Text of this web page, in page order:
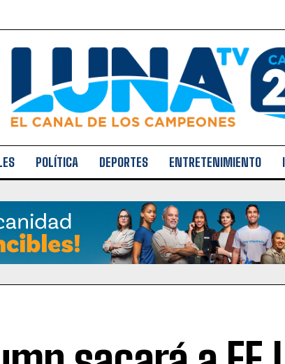
POLÍTICA DEPORTES ENTRETENIMIENTO